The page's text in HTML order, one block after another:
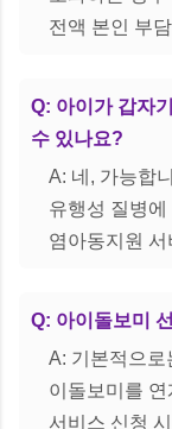
전액 본인 부
Q: 아이가 갑자
수 있나요?
A: 네, 가능합
유행성 질병
염아동지원
Q: 아이돌보미
A: 기본적으로
이돌보미를
서비스 신청